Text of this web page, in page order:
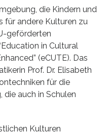
die Kindern und
für andere Kulturen zu
geförderten
in Cultural
(eCUTE). Das
Prof. Dr. Elisabeth
für die
auch in Schulen
Kulturen